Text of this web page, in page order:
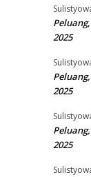
2025
2025
2025